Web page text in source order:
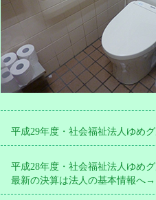
平成29年度・社会福祉法人ゆめ
平成28年度・社会福祉法人ゆめ
最新の決算は法人の基本情報へ→